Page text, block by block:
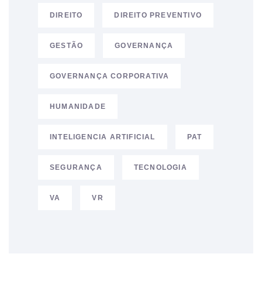
DIREITO DIREITO PREVENTIVO
GESTÃO GOVERNANÇA
GOVERNANÇA CORPORATIVA
HUMANIDADE
INTELIGENCIA ARTIFICIAL PAT
SEGURANÇA TECNOLOGIA
VA VR